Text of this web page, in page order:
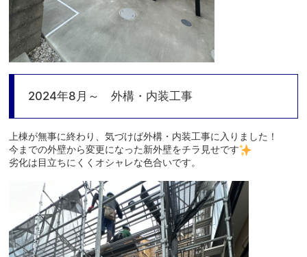
2024年8月～ 外構・内装工事
上棟が無事に終わり、気づけば外構・内装工事に入りました！
今までの外壁から変更になった新外壁をチラ見せです
劣化は目立ちにくくオシャレな色合いです。